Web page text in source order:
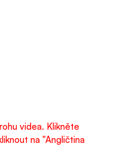
videa. Klikněte
na "Angličtina